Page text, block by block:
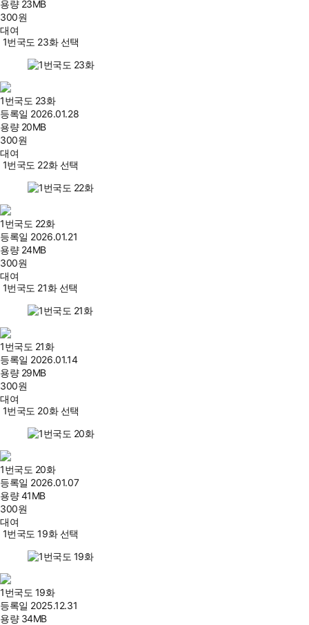
용량 23MB
300원
대여
1번국도 23화 선택
1번국도 23화
등록일 2026.01.28
용량 20MB
300원
대여
1번국도 22화 선택
1번국도 22화
등록일 2026.01.21
용량 24MB
300원
대여
1번국도 21화 선택
1번국도 21화
등록일 2026.01.14
용량 29MB
300원
대여
1번국도 20화 선택
1번국도 20화
등록일 2026.01.07
용량41MB
300원
대여
1번국도 19화 선택
1번국도 19화
등록일 2025.12.31
용량 34MB